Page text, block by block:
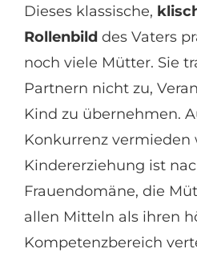
Dieses klassische,
Rollenbild des Vaters
noch viele Mütter. Sie
Partnern nicht zu,
Kind zu übernehmen.
Konkurrenz vermieden
Kindererziehung ist
Frauendomäne, die
allen Mitteln als ihren
Kompetenzbereich